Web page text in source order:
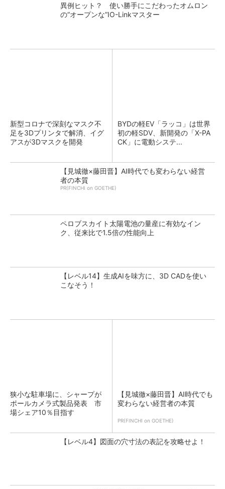
異例ヒット？ 使い勝手にこだわったオムロン
の“オープンな”IO-Linkマスター
新型コロナで深刻なマスク不
足を3Dプリンタで解消、イグ
アスが3Dマスクを開発
BYDの軽EV「ラッコ」は世界
初の軽SDV、新開発の「X-PA
CK」に電動システ...
【見城徹×藤田晋】AI時代でも変わらない経営
者の本質
PR(FINCHI on GOETHE)
ペロブスカイト太陽電池の量産に有効なイン
ク、従来比で1.5倍の性能向上
【レベル14】生成AIを味方に、3D CADを使い
こなそう！
狭小な駐車場に、シャープが
ポールカメラ式製品発表 市
場シェア10％目指す
【見城徹×藤田晋】AI時代でも
変わらない経営者の本質
PR(FINCHI on GOETHE)
【レベル4】図面の穴寸法の表記を攻略せよ！